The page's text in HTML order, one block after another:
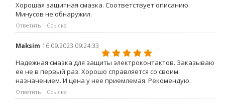
Хорошая защитная смазка. Соответствует описанию.
Минусов не обнаружил.
Ответить Ссылка
Maksim 16.09.2023 09:24:33
Надежная смазка для защиты электроконтактов. Заказываю
ее не в первый раз. Хорошо справляется со своим
назначением. И цена у нее приемлемая. Рекомендую.
Ответить Ссылка